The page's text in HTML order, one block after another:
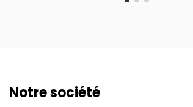
Notre société